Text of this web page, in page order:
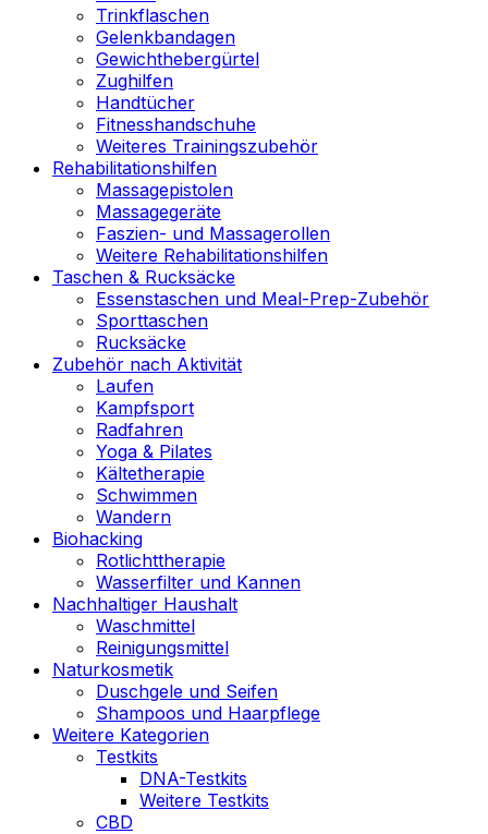
Trinkflaschen
Gelenkbandagen
Gewichthebergürtel
Zughilfen
Handtücher
Fitnesshandschuhe
Weiteres Trainingszubehör
Rehabilitationshilfen
Massagepistolen
Massagegeräte
Faszien- und Massagerollen
Weitere Rehabilitationshilfen
Taschen & Rucksäcke
Essenstaschen und Meal-Prep-Zubehör
Sporttaschen
Rucksäcke
Zubehör nach Aktivität
Laufen
Kampfsport
Radfahren
Yoga & Pilates
Kältetherapie
Schwimmen
Wandern
Biohacking
Rotlichttherapie
Wasserfilter und Kannen
Nachhaltiger Haushalt
Waschmittel
Reinigungsmittel
Naturkosmetik
Duschgele und Seifen
Shampoos und Haarpflege
Weitere Kategorien
Testkits
DNA-Testkits
Weitere Testkits
CBD